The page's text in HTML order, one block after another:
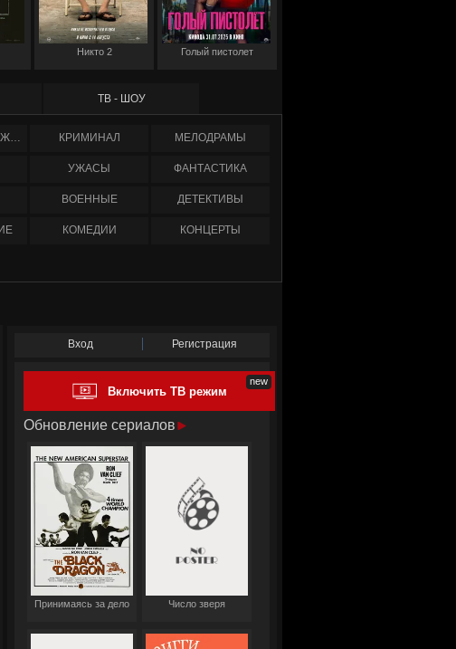
Никто 2 Голый пистолет
ТВ - ШОУ
КОРОТКОМЕТРАЖНЫЕ КРИМИНАЛ МЕЛОДРАМЫ
УЖАСЫ ФАНТАСТИКА
ВОЕННЫЕ ДЕТЕКТИВЫ
КОМЕДИИ КОНЦЕРТЫ
Вход Регистрация
Включить ТВ режим
Обновление сериалов
Принимаясь за дело Число зверя